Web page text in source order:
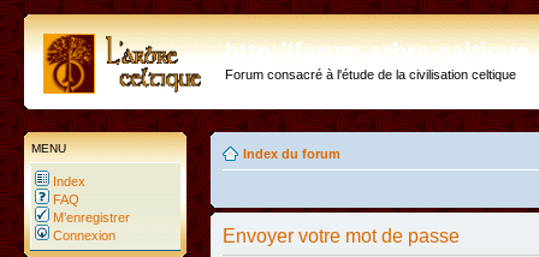
http://forum.arbre-
Forum consacré à l'étude de la civilisation celtique
MENU
Index
FAQ
M’enregistrer
Connexion
Index du forum
Envoyer votre mot de passe